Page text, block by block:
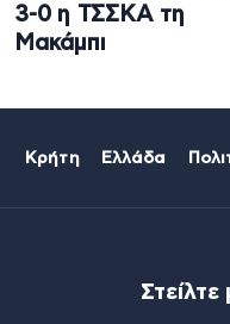
3-0 η ΤΣΣΚΑ τη
Μακάμπι
Κρήτη Ελλάδα